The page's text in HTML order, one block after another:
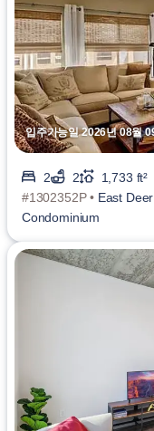
입주가능일 2026년 08월
2 2
1,733 ft²
#1302352P • East
Condominium